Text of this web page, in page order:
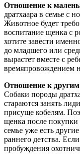
Отношение к
дратхаара в семье с
Животное будет
воспитание щенка с
хотите завести
до младшего или
вырастет вместе с
времяпровождением
Отношение к
Собаки породы
стараются занять
присуще кобелям.
щенка после покупки
семье уже есть
раннего детства.
пробуждения